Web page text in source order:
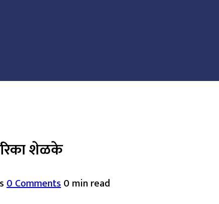
शेळके
0 Comments0 min read